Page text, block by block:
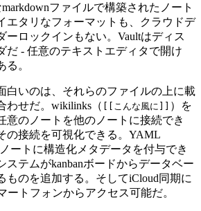
ファイルで構築されたノート
エタリなフォーマットも、クラウドデ
ーロックインもない。Vaultはディス
だ - 任意のテキストエディタで開け
。
白いのは、それらのファイルの上に載
わせだ。wikilinks（
[[こんな風に]]
）を
意のノートを他のノートに接続でき
の接続を可視化できる。YAML
ートに構造化メタデータを付与でき
ステムがkanbanボードからデータベー
ものを追加する。そしてiCloud同期に
ートフォンからアクセス可能だ。